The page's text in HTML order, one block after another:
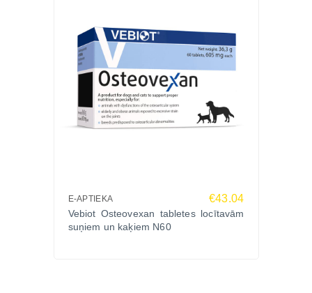
risinājumus dzīvnieku veselības atbalstam.
Ko saka saimnieki?
“Mūsu sunim ar audzēju Neoplasmoxan palīdzēja
justies aktīvākam un dzīvot kvalitatīvāk.”
“Ērti lietojams un labi panesams papildinājums
senioram kaķim.”
imunitāti un šūnu aizsardzību.
E-APTIEKA €43.04
Vebiot Osteovexan tabletes locītavām
suņiem un kaķiem N60